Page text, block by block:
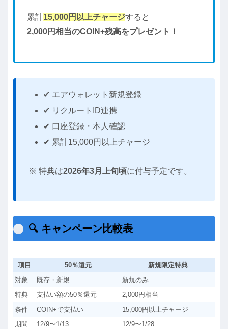
累計15,000円以上チャージすると
2,000円相当のCOIN+残高をプレゼント！
✔ エアウォレット新規登録
✔ リクルートID連携
✔ 口座登録・本人確認
✔ 累計15,000円以上チャージ
※ 特典は2026年3月上旬頃に付与予定です。
🔍 キャンペーン比較表
項目 50％還元
新規限定特典
対象
既存・新規
新規のみ
特典
支払い額の50％還元
2,000円相当
条件
COIN+で支払い
15,000円以上チャージ
期間
12/9〜1/13 12/9〜1/28